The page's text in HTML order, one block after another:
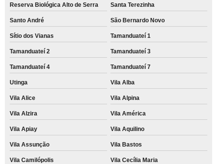
Reserva Biológica Alto de Serra Santa Terezinha
Santo André São Bernardo Novo
Sítio dos Vianas Tamanduateí 1
Tamanduateí 2 Tamanduateí 3
Tamanduateí 4 Tamanduateí 7
Utinga Vila Alba
Vila Alice Vila Alpina
Vila Alzira Vila América
Vila Apiay Vila Aquilino
Vila Assunção Vila Bastos
Vila Camilópolis Vila Cecília Maria